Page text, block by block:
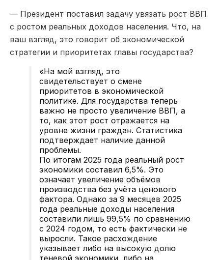
— Президент поставил задачу увязать рост ВВП
с ростом реальных доходов населения. Что, на
ваш взгляд, это говорит об экономической
стратегии и приоритетах главы государства?
«На мой взгляд, это
свидетельствует о смене
приоритетов в экономической
политике. Для государства теперь
важно не просто увеличение ВВП, а
то, как этот рост отражается на
уровне жизни граждан. Статистика
подтверждает наличие данной
проблемы.
По итогам 2025 года реальный рост
экономики составил 6,5%. Это
означает увеличение объёмов
производства без учёта ценового
фактора. Однако за 9 месяцев 2025
года реальные доходы населения
составили лишь 99,5% по сравнению
с 2024 годом, то есть фактически не
выросли. Такое расхождение
указывает либо на высокую долю
теневой экономики, либо на